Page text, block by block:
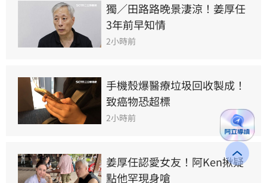
獨／田路路晚景淒涼！姜厚任
3年前早知情
2小時前
手機殼爆醫療垃圾回收製成！
致癌物恐超標
2小時前
姜厚任認愛女友！阿Ken揪疑
點他罕現身嗆